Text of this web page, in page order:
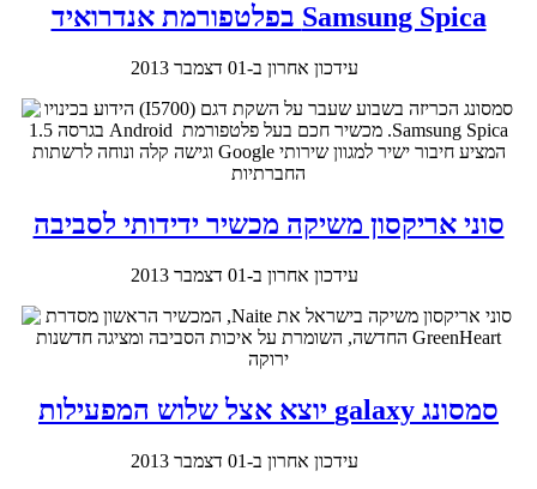
Samsung Spica בפלטפורמת אנדרואיד
עידכון אחרון ב-01 דצמבר 2013
סמסונג הכריזה בשבוע שעבר על השקת דגם (I5700) הידוע בכינויו
Samsung Spica. מכשיר חכם בעל פלטפורמת Android בגרסה 1.5
המציע חיבור ישיר למגוון שירותי Google וגישה קלה ונוחה לרשתות
החברתיות
סוני אריקסון משיקה מכשיר ידידותי לסביבה
עידכון אחרון ב-01 דצמבר 2013
סוני אריקסון משיקה בישראל את Naite, המכשיר הראשון מסדרת
GreenHeart החדשה, השומרת על איכות הסביבה ומציגה חדשנות
ירוקה
סמסונג galaxy יוצא אצל שלוש המפעילות
עידכון אחרון ב-01 דצמבר 2013